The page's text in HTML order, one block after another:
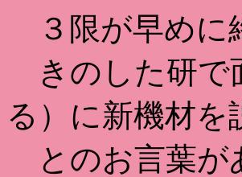
３限が早めに
きのした研で
る）に新機材を
とのお言葉が